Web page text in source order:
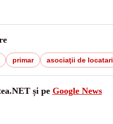
primar asociaţii de locatari
și pe Google News